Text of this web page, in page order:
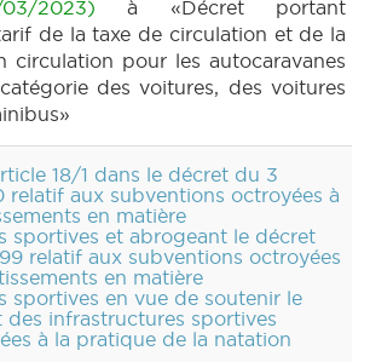
2023) à «Décret portant
de la taxe de circulation et de la
circulation pour les autocaravanes
des voitures, des voitures
18/1 dans le décret du 3
relatif aux subventions octroyées à
en matière
sportives et abrogeant le décret
relatif aux subventions octroyées
en matière
sportives en vue de soutenir le
infrastructures sportives
à la pratique de la natation